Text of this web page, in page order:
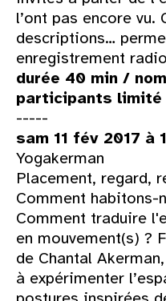
l’ont pas encore
descriptions…
enregistrement
durée 40 min /
participants limité
-----
sam 11 fév 2017 à
Yogakerman
Placement, regard,
Comment habitons-
Comment traduire
en mouvement(s) ?
de Chantal
à expérimenter